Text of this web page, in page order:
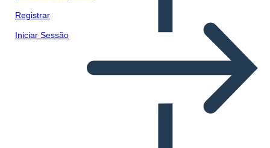
Registrar
Iniciar Sessão